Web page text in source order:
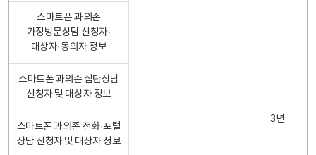
3년
스마트폰 과의존
가정방문상담 신청자·
대상자·동의자 정보
스마트폰 과의존 집단상담
신청자 및 대상자 정보
스마트폰 과의존 전화·포털
상담 신청자 및 대상자 정보